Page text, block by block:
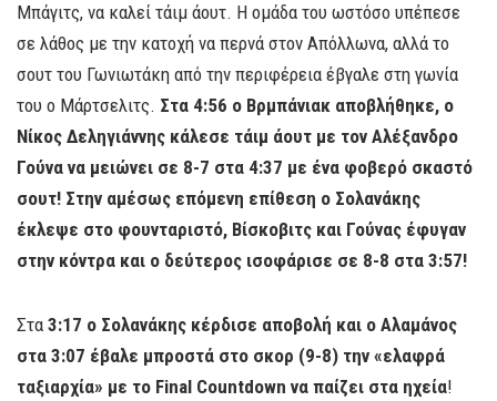
Μπάγιτς, να καλεί τάιμ άουτ. Η ομάδα του ωστόσο υπέπεσε
σε λάθος με την κατοχή να περνά στον Απόλλωνα, αλλά το
σουτ του Γωνιωτάκη από την περιφέρεια έβγαλε στη γωνία
του ο Μάρτσελιτς. Στα 4:56 ο Βρμπάνιακ αποβλήθηκε, ο
Νίκος Δεληγιάννης κάλεσε τάιμ άουτ με τον Αλέξανδρο
Γούνα να μειώνει σε 8-7 στα 4:37 με ένα φοβερό σκαστό
σουτ! Στην αμέσως επόμενη επίθεση ο Σολανάκης
έκλεψε στο φουνταριστό, Βίσκοβιτς και Γούνας έφυγαν
στην κόντρα και ο δεύτερος ισοφάρισε σε 8-8 στα 3:57!
Στα 3:17 ο Σολανάκης κέρδισε αποβολή και ο Αλαμάνος
στα 3:07 έβαλε μπροστά στο σκορ (9-8) την «ελαφρά
ταξιαρχία» με το Final Countdown να παίζει στα ηχεία!